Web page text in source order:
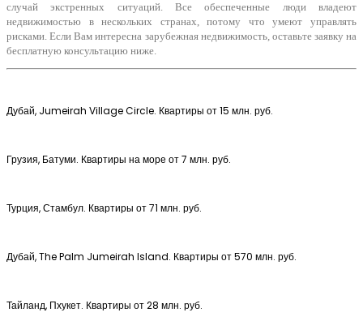
случай экстренных ситуаций. Все обеспеченные люди владеют
недвижимостью в нескольких странах, потому что умеют управлять
рисками. Если Вам интересна зарубежная недвижимость, оставьте заявку на
бесплатную консультацию ниже.
Дубай, Jumeirah Village Circle. Квартиры от 15 млн. руб.
Грузия, Батуми. Квартиры на море от 7 млн. руб.
Турция, Стамбул. Квартиры от 71 млн. руб.
Дубай, The Palm Jumeirah Island. Квартиры от 570 млн. руб.
Тайланд, Пхукет. Квартиры от 28 млн. руб.